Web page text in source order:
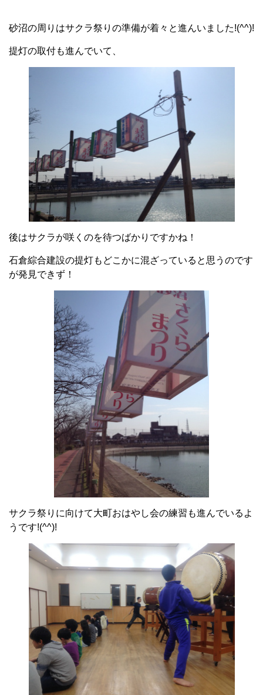
砂沼の周りはサクラ祭りの準備が着々と進んいました!(^^)!
提灯の取付も進んでいて、
後はサクラが咲くのを待つばかりですかね！
石倉綜合建設の提灯もどこかに混ざっていると思うのです
が発見できず！
サクラ祭りに向けて大町おはやし会の練習も進んでいるよ
うです!(^^)!